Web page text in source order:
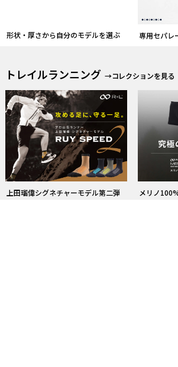
る
トレイルランニング →コレクションを見る
上田瑠偉シグネチャーモデル第二弾 メリノ